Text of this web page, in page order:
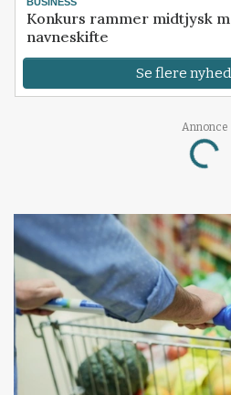
Konkurs rammer midtjysk
navneskifte
Se flere
Annonce